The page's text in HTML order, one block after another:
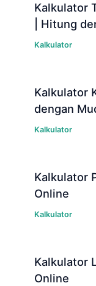
Kalkulator
| Hitung
Kalkulator
Kalkulator
dengan
Kalkulator
Kalkulator
Online
Kalkulator
Kalkulator
Online